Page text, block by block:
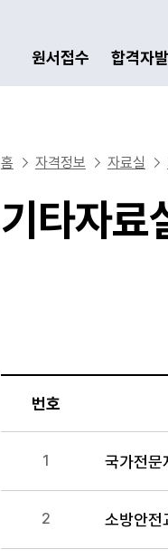
원서접수 합격자
홈 자격정보 자료실
기타자료
번호
1 국가전문
2 소방안전